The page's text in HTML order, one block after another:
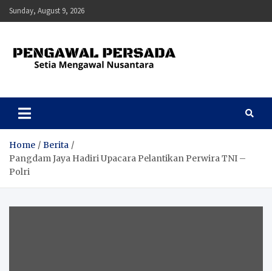
Skip
to
Sunday, August 9, 2026
Pengawal Persada
Home
Berita
Pangdam Jaya Hadiri Upacara Pelantikan Perwira TNI –
Polri